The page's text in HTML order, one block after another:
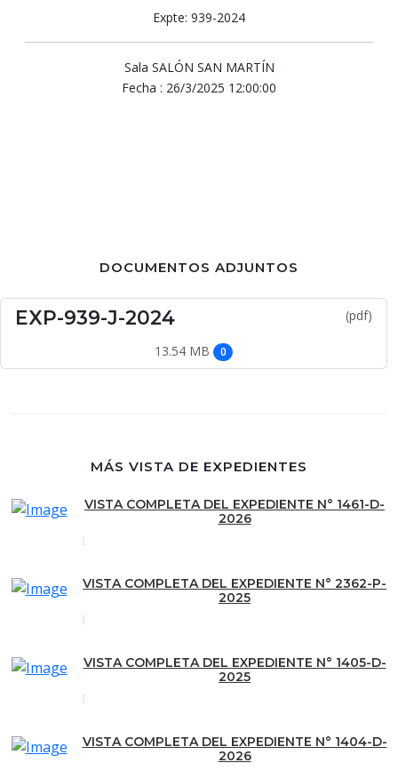
Expte: 939-2024
Sala SALÓN SAN MARTÍN
Fecha : 26/3/2025 12:00:00
DOCUMENTOS ADJUNTOS
EXP-939-J-2024 (pdf)
13.54 MB 0
MÁS VISTA DE EXPEDIENTES
VISTA COMPLETA DEL EXPEDIENTE N° 1461-D-
2026
VISTA COMPLETA DEL EXPEDIENTE N° 2362-P-
2025
VISTA COMPLETA DEL EXPEDIENTE N° 1405-D-
2025
VISTA COMPLETA DEL EXPEDIENTE N° 1404-D-
2026